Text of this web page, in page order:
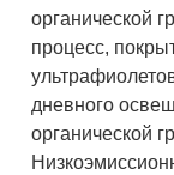
органической
процесс,
дневного
органической